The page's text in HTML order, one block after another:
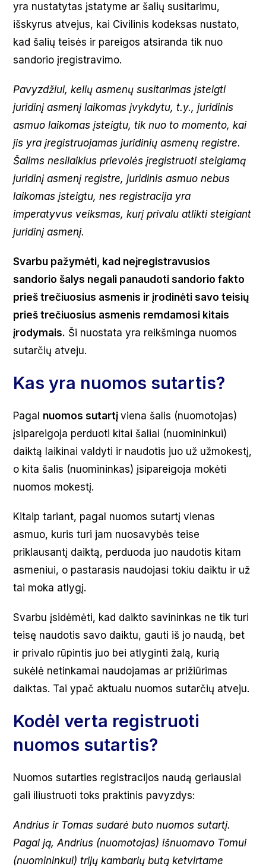
yra nustatytas įstatyme ar šalių susitarimu,
išskyrus atvejus, kai Civilinis kodeksas nustato,
kad šalių teisės ir pareigos atsiranda tik nuo
sandorio įregistravimo.
Pavyzdžiui, kelių asmenų susitarimas įsteigti
juridinį asmenį laikomas įvykdytu, t.y., juridinis
asmuo laikomas įsteigtu, tik nuo to momento, kai
jis yra įregistruojamas juridinių asmenų registre.
Šalims nesilaikius prievolės įregistruoti steigiamą
juridinį asmenį registre, juridinis asmuo nebus
laikomas įsteigtu, nes registracija yra
imperatyvus veiksmas, kurį privalu atlikti steigiant
juridinį asmenį.
Svarbu pažymėti, kad neįregistravusios
sandorio šalys negali panaudoti sandorio fakto
prieš trečiuosius asmenis ir įrodinėti savo teisių
prieš trečiuosius asmenis remdamosi kitais
įrodymais. Ši nuostata yra reikšminga nuomos
sutarčių atveju.
Kas yra nuomos sutartis?
Pagal nuomos sutartįviena šalis (nuomotojas)
įsipareigoja perduoti kitai šaliai (nuomininkui)
daiktą laikinai valdyti ir naudotis juo už užmokestį,
o kita šalis (nuomininkas) įsipareigoja mokėti
nuomos mokestį.
Kitaip tariant, pagal nuomos sutartį vienas
asmuo, kuris turi jam nuosavybės teise
priklausantį daiktą, perduoda juo naudotis kitam
asmeniui, o pastarasis naudojasi tokiu daiktu ir už
tai moka atlygį.
Svarbu įsidėmėti, kad daikto savininkas ne tik turi
teisę naudotis savo daiktu, gauti iš jo naudą, bet
ir privalo rūpintis juo bei atlyginti žalą, kurią
sukėlė netinkamai naudojamas ar prižiūrimas
daiktas. Tai ypač aktualu nuomos sutarčių atveju.
Kodėl verta registruoti
nuomos sutartis?
Nuomos sutarties registracijos naudą geriausiai
gali iliustruoti toks praktinis pavyzdys:
Andrius ir Tomas sudarė buto nuomos sutartį.
Pagal ją, Andrius (nuomotojas) išnuomavo Tomui
(nuomininkui) trijų kambarių butą ketvirtame